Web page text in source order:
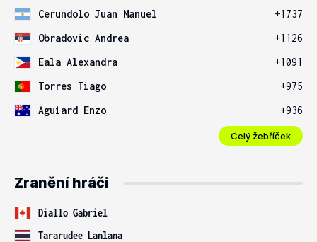
Cerundolo Juan Manuel
+1737
Obradovic Andrea
+1126
Eala Alexandra
+1091
Torres Tiago
+975
Aguiard Enzo
+936
Celý žebříček
Zranění hráči
Diallo Gabriel
Tararudee Lanlana